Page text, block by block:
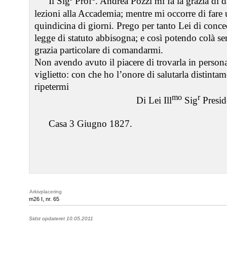
lezioni alla Accademia; mentre mi occorre di fare
quindicina di giorni. Prego per tanto Lei di
legge di statuto abbisogna; e così potendo colà
grazia particolare di comandarmi.
Non avendo avuto il piacere di trovarla in
viglietto: con che ho l’onore di salutarla
ripetermi
Di Lei Illmo Sigr
Casa 3 Giugno 1827.
Arkivplacering
m26 I, nr. 65
Sidst opdateret 10.05.2011